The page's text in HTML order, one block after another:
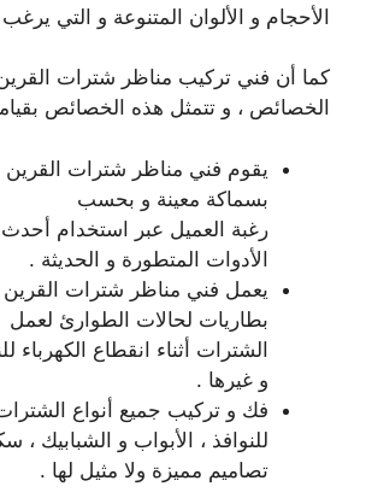
الأحجام و الألوان المتنوعة و التي
كما أن فني تركيب مناظر شترات
الخصائص ، و تتمثل هذه الخصائص
يقوم فني مناظر شترات
بسماكة معينة و بحسب
رغبة العميل عبر استخدام
الأدوات المتطورة و الحديثة .
يعمل فني مناظر شترات
بطاريات لحالات الطوارئ لعمل
الشترات أثناء انقطاع الكهرباء
و غيرها .
فك و تركيب جميع أنواع الشترات
للنوافذ ، الأبواب و الشبابيك ،
تصاميم مميزة ولا مثيل لها .